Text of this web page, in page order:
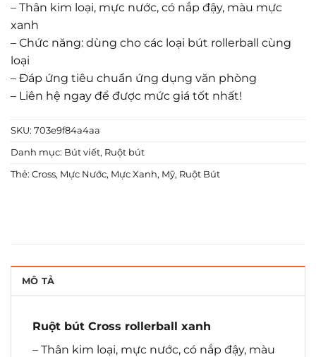
– Thân kim loại, mực nước, có nắp đậy, màu mực
xanh
– Chức năng: dùng cho các loại bút rollerball cùng
loại
– Đáp ứng tiêu chuẩn ứng dụng văn phòng
– Liên hệ ngay để được mức giá tốt nhất!
SKU: 703e9f84a4aa
Danh mục: Bút viết, Ruột bút
Thẻ: Cross, Mực Nước, Mực Xanh, Mỹ, Ruột Bút
MÔ TẢ
Ruột bút Cross rollerball xanh
– Thân kim loại, mực nước, có nắp đậy, màu